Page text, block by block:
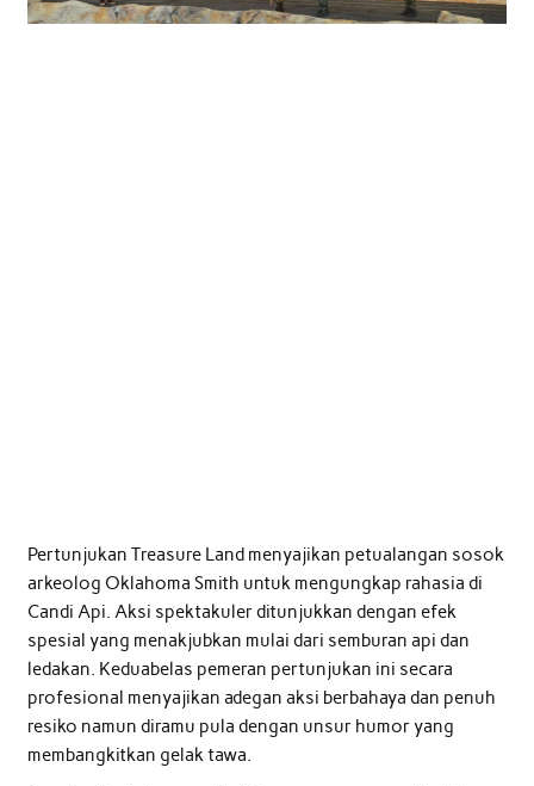
Pertunjukan Treasure Land menyajikan petualangan sosok
arkeolog Oklahoma Smith untuk mengungkap rahasia di
Candi Api. Aksi spektakuler ditunjukkan dengan efek
spesial yang menakjubkan mulai dari semburan api dan
ledakan. Keduabelas pemeran pertunjukan ini secara
profesional menyajikan adegan aksi berbahaya dan penuh
resiko namun diramu pula dengan unsur humor yang
membangkitkan gelak tawa.